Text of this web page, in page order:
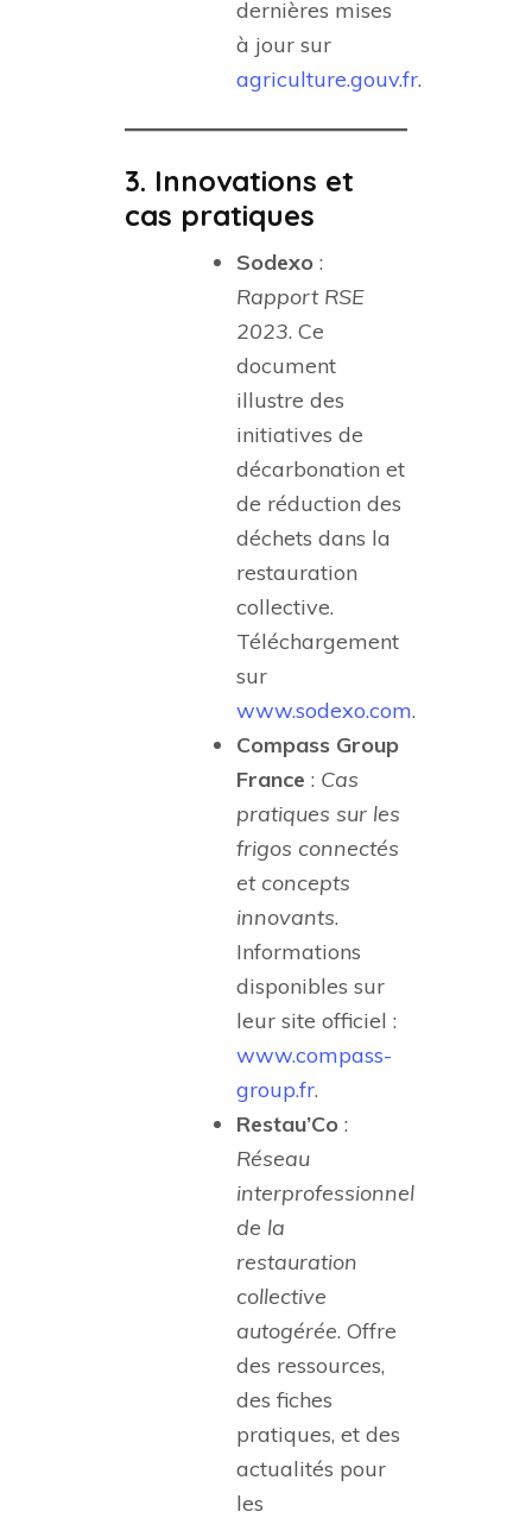
dernières mises
à jour sur
agriculture.gouv.fr.
3. Innovations et
cas pratiques
Sodexo :
Rapport RSE
2023. Ce
document
illustre des
initiatives de
décarbonation et
de réduction des
déchets dans la
restauration
collective.
Téléchargement
sur
www.sodexo.com.
Compass Group
France : Cas
pratiques sur les
frigos connectés
et concepts
innovants.
Informations
disponibles sur
leur site officiel :
www.compass-
group.fr.
Restau’Co :
Réseau
interprofessionnel
de la
restauration
collective
autogérée. Offre
des ressources,
des fiches
pratiques, et des
actualités pour
les